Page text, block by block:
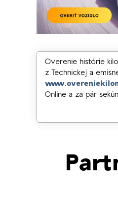
Overenie histórie
z Technickej a
Online a za pár